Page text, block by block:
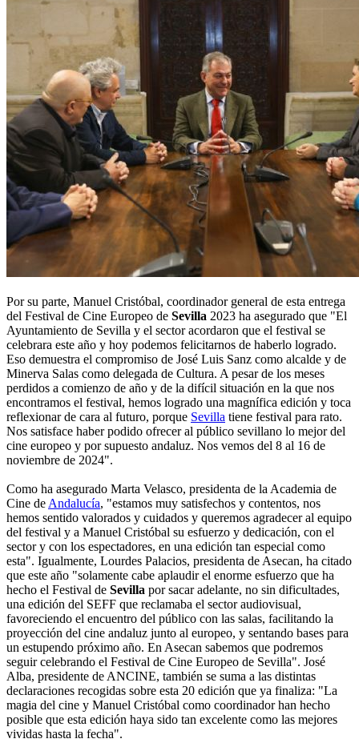
Por su parte, Manuel Cristóbal, coordinador general de esta entrega
del Festival de Cine Europeo de Sevilla 2023 ha asegurado que "El
Ayuntamiento de Sevilla y el sector acordaron que el festival se
celebrara este año y hoy podemos felicitarnos de haberlo logrado.
Eso demuestra el compromiso de José Luis Sanz como alcalde y de
Minerva Salas como delegada de Cultura. A pesar de los meses
perdidos a comienzo de año y de la difícil situación en la que nos
encontramos el festival, hemos logrado una magnífica edición y toca
reflexionar de cara al futuro, porque Sevilla tiene festival para rato.
Nos satisface haber podido ofrecer al público sevillano lo mejor del
cine europeo y por supuesto andaluz. Nos vemos del 8 al 16 de
noviembre de 2024".
Como ha asegurado Marta Velasco, presidenta de la Academia de
Cine de Andalucía, "estamos muy satisfechos y contentos, nos
hemos sentido valorados y cuidados y queremos agradecer al equipo
del festival y a Manuel Cristóbal su esfuerzo y dedicación, con el
sector y con los espectadores, en una edición tan especial como
esta". Igualmente, Lourdes Palacios, presidenta de Asecan, ha citado
que este año "solamente cabe aplaudir el enorme esfuerzo que ha
hecho el Festival de Sevilla por sacar adelante, no sin dificultades,
una edición del SEFF que reclamaba el sector audiovisual,
favoreciendo el encuentro del público con las salas, facilitando la
proyección del cine andaluz junto al europeo, y sentando bases para
un estupendo próximo año. En Asecan sabemos que podremos
seguir celebrando el Festival de Cine Europeo de Sevilla". José
Alba, presidente de ANCINE, también se suma a las distintas
declaraciones recogidas sobre esta 20 edición que ya finaliza: "La
magia del cine y Manuel Cristóbal como coordinador han hecho
posible que esta edición haya sido tan excelente como las mejores
vividas hasta la fecha".